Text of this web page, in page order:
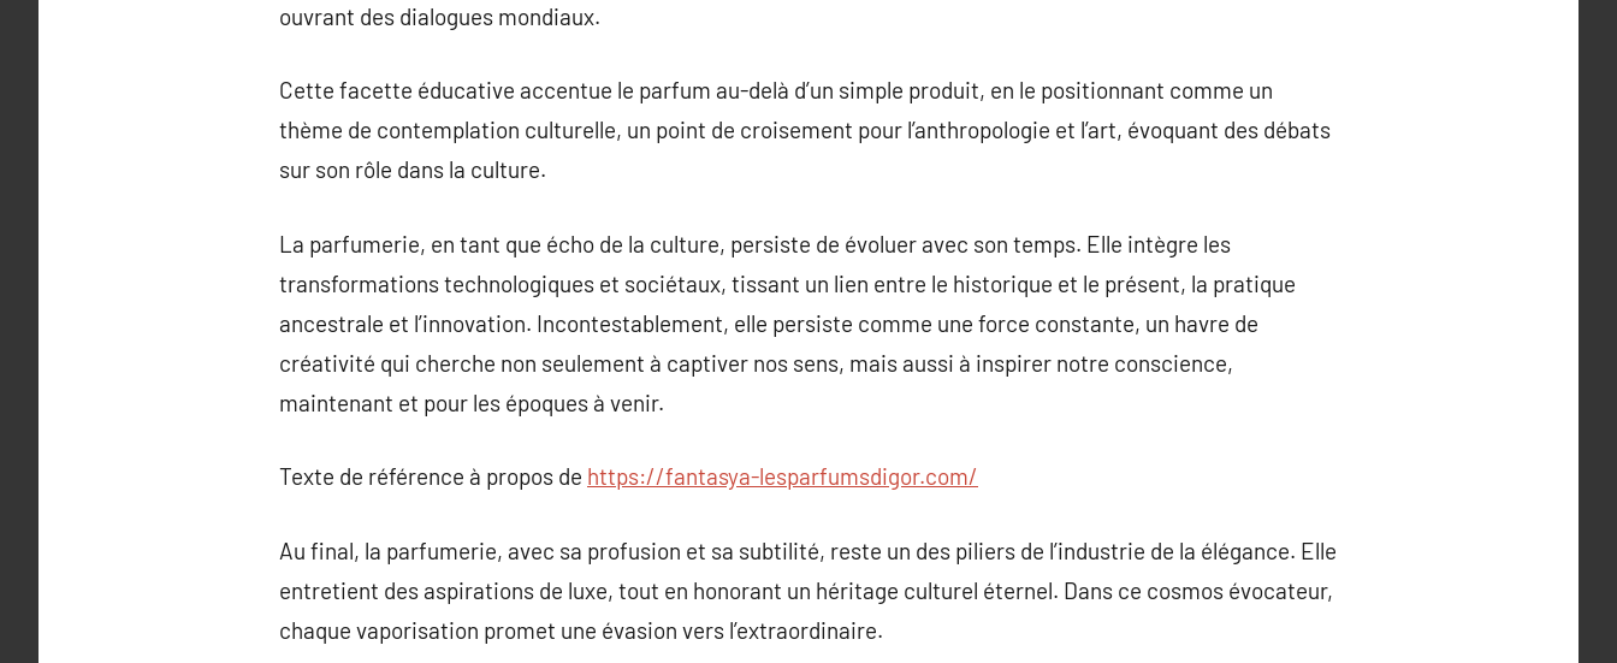
ouvrant des dialogues mondiaux.
Cette facette éducative accentue le parfum au-delà d’un simple produit, en le positionnant comme un
thème de contemplation culturelle, un point de croisement pour l’anthropologie et l’art, évoquant des débats
sur son rôle dans la culture.
La parfumerie, en tant que écho de la culture, persiste de évoluer avec son temps. Elle intègre les
transformations technologiques et sociétaux, tissant un lien entre le historique et le présent, la pratique
ancestrale et l’innovation. Incontestablement, elle persiste comme une force constante, un havre de
créativité qui cherche non seulement à captiver nos sens, mais aussi à inspirer notre conscience,
maintenant et pour les époques à venir.
Texte de référence à propos de https://fantasya-lesparfumsdigor.com/
Au final, la parfumerie, avec sa profusion et sa subtilité, reste un des piliers de l’industrie de la élégance. Elle
entretient des aspirations de luxe, tout en honorant un héritage culturel éternel. Dans ce cosmos évocateur,
chaque vaporisation promet une évasion vers l’extraordinaire.